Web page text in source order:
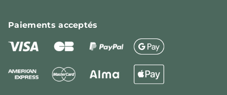
Paiementsacceptés